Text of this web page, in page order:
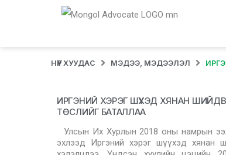
НҮҮР ХУУДАС МЭДЭЭ, МЭДЭЭЛЭЛ
ИРГЭНИЙ ХЭРЭГ ШҮҮХЭД ХЯНАН
ТӨСЛИЙГ БАТАЛЛАА
Улсын Их Хурлын 2018 оны намрын
эхлээд Иргэний хэрэг шүүхэд хянан